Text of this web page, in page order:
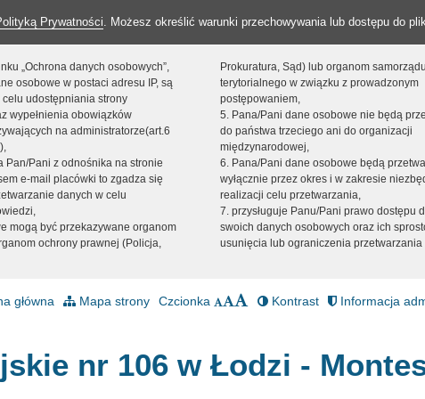
Prywatności. Możesz określić warunki przechowywania lub dostępu do
„Ochrona danych osobowych”,
osobowe w postaci adresu IP, są
udostępniania strony
wypełnienia obowiązków
na administratorze(art.6
Pan/Pani z odnośnika na stronie
e-mail placówki to zgadza się
danych w celu
mogą być przekazywane organom
ochrony prawnej (Policja,
Prokuratura, Sąd) lub organom samorządu
terytorialnego w związku z prowadzonym
postępowaniem,
5. Pana/Pani dane osobowe nie będą
do państwa trzeciego ani do organizacji
międzynarodowej,
6. Pana/Pani dane osobowe będą
wyłącznie przez okres i w zakresie
realizacji celu przetwarzania,
7. przysługuje Panu/Pani prawo dostępu
swoich danych osobowych oraz ich
usunięcia lub ograniczenia przetwarzania
główna Mapa strony Czcionka Kontrast Informacja
nr 106 w Łodzi -